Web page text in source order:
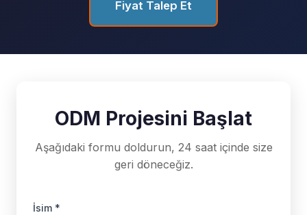
Fiyat Talep Et
ODM Projesini Başlat
Aşağıdaki formu doldurun, 24 saat içinde size
geri döneceğiz.
İsim *